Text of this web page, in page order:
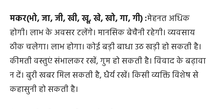
मकर(भो, जा, जी, खी, खू, खे, खो, गा, गी) :मेहनत अधिक
होगी। लाभ के अवसर टलेंगे। मानसिक बेचैनी रहेगी। व्यवसाय
ठीक चलेगा। लाभ होगा। कोई बड़ी बाधा उठ खड़ी हो सकती है।
कीमती वस्तुएं संभालकर रखें, गुम हो सकती है। विवाद के बढ़ावा
न दें। बुरी खबर मिल सकती है, धैर्य रखें। किसी व्यक्ति विशेष से
कहासुनी हो सकती है।